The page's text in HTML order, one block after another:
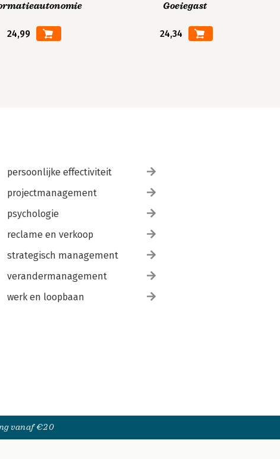
24,99
Goeiegast
24,34
persoonlijke effectiviteit
projectmanagement
psychologie
reclame en verkoop
strategisch management
verandermanagement
werk en loopbaan
vanaf €20